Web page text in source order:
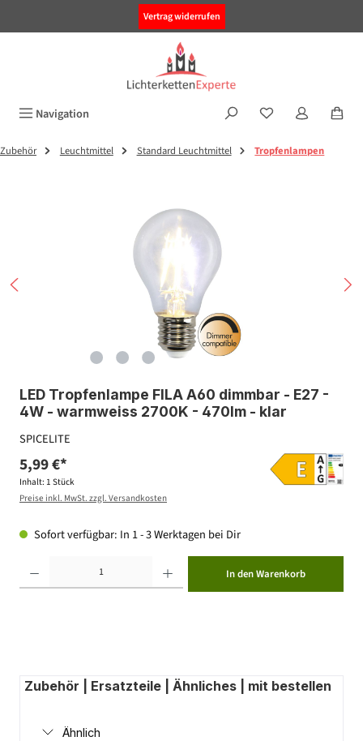
Vertrag widerrufen
Navigation
Zubehör Leuchtmittel Standard Leuchtmittel Tropfenlampen
LED Tropfenlampe FILA A60 dimmbar - E27 -
4W - warmweiss 2700K - 470lm - klar
SPICELITE
5,99 €*
Inhalt: 1 Stück
Preise inkl. MwSt. zzgl. Versandkosten
Sofort verfügbar: In 1 - 3 Werktagen bei Dir
In den Warenkorb
Zubehör | Ersatzteile | Ähnliches | mit bestellen
Ähnlich